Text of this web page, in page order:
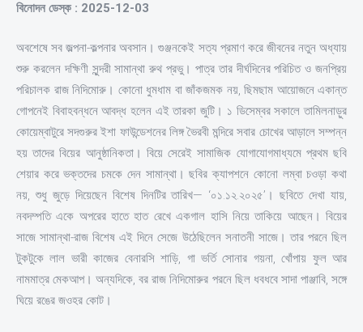
বিনোদন ডেস্ক : 2025-12-03
অবশেষে সব জল্পনা-কল্পনার অবসান। গুঞ্জনকেই সত্য প্রমাণ করে জীবনের নতুন অধ্যায়
শুরু করলেন দক্ষিণী সুন্দরী সামান্থা রুথ প্রভু। পাত্র তার দীর্ঘদিনের পরিচিত ও জনপ্রিয়
পরিচালক রাজ নিদিমোরু। কোনো ধুমধাম বা জাঁকজমক নয়, ছিমছাম আয়োজনে একান্ত
গোপনেই বিবাহবন্ধনে আবদ্ধ হলেন এই তারকা জুটি। ১ ডিসেম্বর সকালে তামিলনাড়ুর
কোয়েম্বাটুরে সদগুরুর ইশা ফাউন্ডেশনের লিঙ্গ ভৈরবী মন্দিরে সবার চোখের আড়ালে সম্পন্ন
হয় তাদের বিয়ের আনুষ্ঠানিকতা। বিয়ে সেরেই সামাজিক যোগাযোগমাধ্যমে প্রথম ছবি
শেয়ার করে ভক্তদের চমকে দেন সামান্থা। ছবির ক্যাপশনে কোনো লম্বা চওড়া কথা
নয়, শুধু জুড়ে দিয়েছেন বিশেষ দিনটির তারিখ— ‘০১.১২.২০২৫’। ছবিতে দেখা যায়,
নবদম্পতি একে অপরের হাতে হাত রেখে একগাল হাসি নিয়ে তাকিয়ে আছেন। বিয়ের
সাজে সামান্থা-রাজ বিশেষ এই দিনে সেজে উঠেছিলেন সনাতনী সাজে। তার পরনে ছিল
টুকটুকে লাল ভারী কাজের বেনারসি শাড়ি, গা ভর্তি সোনার গয়না, খোঁপায় ফুল আর
নামমাত্র মেকআপ। অন্যদিকে, বর রাজ নিদিমোরুর পরনে ছিল ধবধবে সাদা পাঞ্জাবি, সঙ্গে
ঘিয়ে রঙের জওহর কোট।